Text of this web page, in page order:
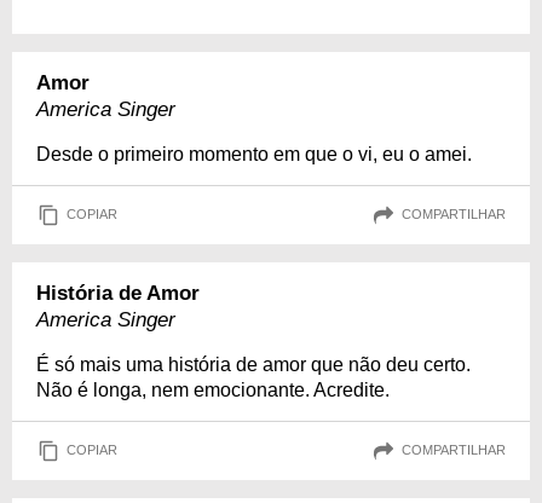
Amor
America Singer
Desde o primeiro momento em que o vi, eu o amei.
COPIAR COMPARTILHAR
História de Amor
America Singer
É só mais uma história de amor que não deu certo.
Não é longa, nem emocionante. Acredite.
COPIAR COMPARTILHAR